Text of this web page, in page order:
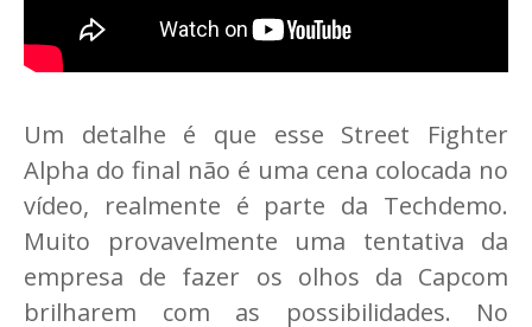
Um detalhe é que esse Street Fighter
Alpha do final não é uma cena colocada no
vídeo, realmente é parte da Techdemo.
Muito provavelmente uma tentativa da
empresa de fazer os olhos da Capcom
brilharem com as possibilidades. No